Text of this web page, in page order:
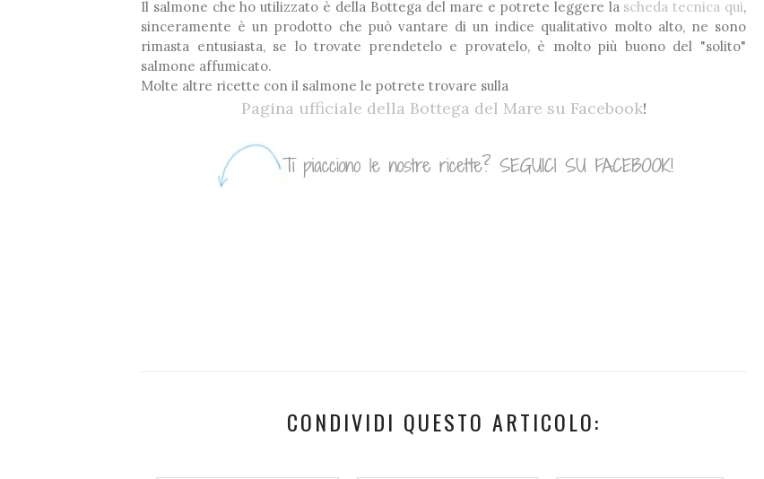
Il salmone che ho utilizzato è della Bottega del mare e potrete leggere la scheda tecnica qui,
sinceramente è un prodotto che può vantare di un indice qualitativo molto alto, ne sono
rimasta entusiasta, se lo trovate prendetelo e provatelo, è molto più buono del "solito"
salmone affumicato.
Molte altre ricette con il salmone le potrete trovare sulla
Pagina ufficiale della Bottega del Mare su Facebook!
CONDIVIDI QUESTO ARTICOLO: